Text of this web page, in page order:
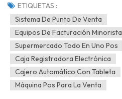
ETIQUETAS :
Sistema De Punto De Venta
Equipos De Facturación Minorista
Supermercado Todo En Uno Pos
Caja Registradora Electrónica
Cajero Automático Con Tableta
Máquina Pos Para La Venta